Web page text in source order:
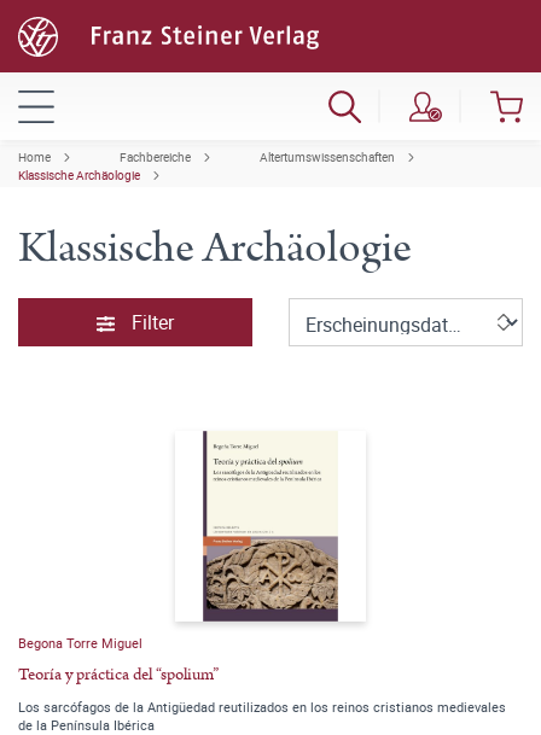
Home Fachbereiche
Altertumswissenschaften
Klassische Archäologie
Klassische Archäologie
Filter
Begona Torre Miguel
Teoría y práctica del “spolium”
Los sarcófagos de la Antigüedad reutilizados en los reinos cristianos medievales
de la Península Ibérica